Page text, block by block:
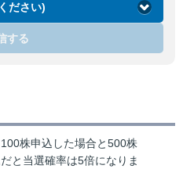
ださい)
する
株申込した場合と500株
と当選確率は5倍になりま